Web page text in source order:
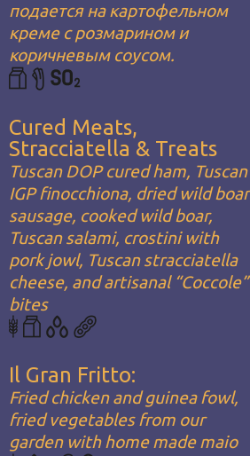
подается на картофельном
креме с розмарином и
коричневым соусом.
Cured Meats,
Stracciatella & Treats
Tuscan DOP cured ham, Tuscan
IGP finocchiona, dried wild boar
sausage, cooked wild boar,
Tuscan salami, crostini with
pork jowl, Tuscan stracciatella
cheese, and artisanal “Coccole”
bites
Il Gran Fritto:
Fried chicken and guinea fowl,
fried vegetables from our
garden with home made maio